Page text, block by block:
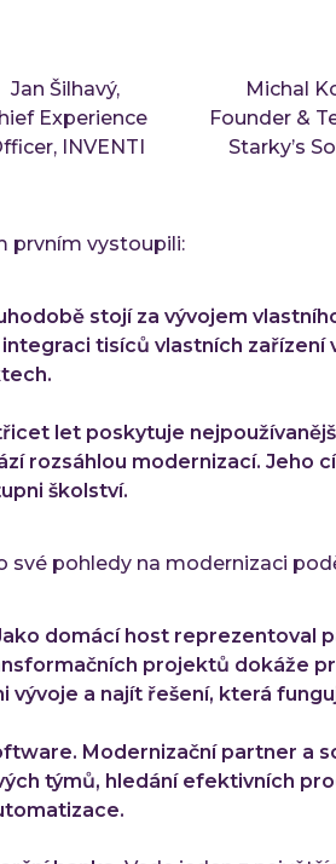
Jan Šilhavý,
Experience
INVENTI
Michal
Founder &
Starky’s
prvním vystoupili:
stojí za vývojem
tisíců vlastních zařízení
let poskytuje
rozsáhlou modernizací. Jeho
školství.
své pohledy na modernizaci
domácí host reprezentoval
projektů dokáže
a najít řešení, která
Modernizační partner a
týmů, hledání efektivních